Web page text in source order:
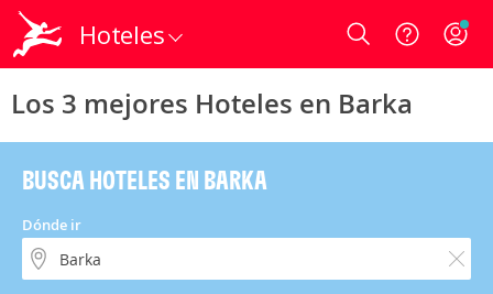
Hoteles Login
Los 3 mejores Hoteles en Barka
BUSCA HOTELES EN BARKA
Dónde ir